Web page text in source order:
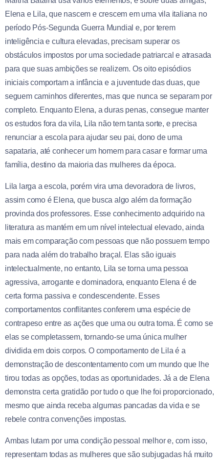
Elena e Lila, que nascem e crescem em uma vila italiana no
período Pós-Segunda Guerra Mundial e, por terem
inteligência e cultura elevadas, precisam superar os
obstáculos impostos por uma sociedade patriarcal e atrasada
para que suas ambições se realizem. Os oito episódios
iniciais comportam a infância e a juventude das duas, que
seguem caminhos diferentes, mas que nunca se separam por
completo. Enquanto Elena, a duras penas, consegue manter
os estudos fora da vila, Lila não tem tanta sorte, e precisa
renunciar a escola para ajudar seu pai, dono de uma
sapataria, até conhecer um homem para casar e formar uma
família, destino da maioria das mulheres da época.
Lila larga a escola, porém vira uma devoradora de livros,
assim como é Elena, que busca algo além da formação
provinda dos professores. Esse conhecimento adquirido na
literatura as mantém em um nível intelectual elevado, ainda
mais em comparação com pessoas que não possuem tempo
para nada além do trabalho braçal. Elas são iguais
intelectualmente, no entanto, Lila se torna uma pessoa
agressiva, arrogante e dominadora, enquanto Elena é de
certa forma passiva e condescendente. Esses
comportamentos conflitantes conferem uma espécie de
contrapeso entre as ações que uma ou outra toma. É como se
elas se completassem, tornando-se uma única mulher
dividida em dois corpos. O comportamento de Lila é a
demonstração de descontentamento com um mundo que lhe
tirou todas as opções, todas as oportunidades. Já a de Elena
demonstra certa gratidão por tudo o que lhe foi proporcionado,
mesmo que ainda receba algumas pancadas da vida e se
rebele contra convenções impostas.
Ambas lutam por uma condição pessoal melhor e, com isso,
representam todas as mulheres que são subjugadas há muito